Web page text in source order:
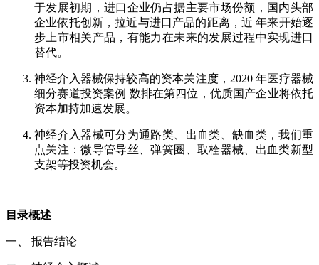
于发展初期，进口企业仍占据主要市场份额，国内头部
企业依托创新，拉近与进口产品的距离，近 年来开始逐
步上市相关产品，有能力在未来的发展过程中实现进口
替代。
神经介入器械保持较高的资本关注度，2020 年医疗器械
细分赛道投资案例 数排在第四位，优质国产企业将依托
资本加持加速发展。
神经介入器械可分为通路类、出血类、缺血类，我们重
点关注：微导管导丝、弹簧圈、取栓器械、出血类新型
支架等投资机会。
目录概述
一、 报告结论